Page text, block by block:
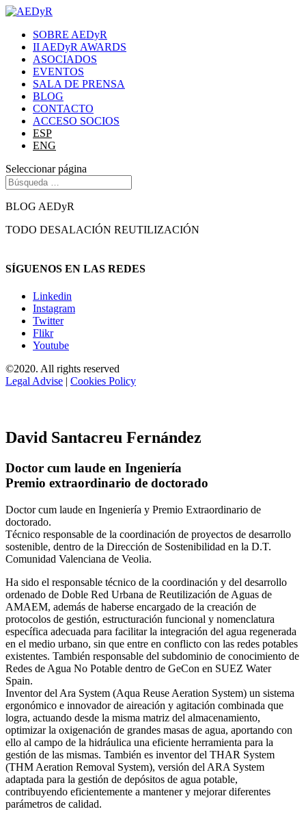
SOBRE AEDyR
II AEDyR AWARDS
ASOCIADOS
EVENTOS
SALA DE PRENSA
BLOG
CONTACTO
ACCESO SOCIOS
ESP
ENG
Seleccionar página
BLOG AEDyR
TODO DESALACIÓN REUTILIZACIÓN
SÍGUENOS EN LAS REDES
Linkedin
Instagram
Twitter
Flikr
Youtube
©2020. All rights reserved
Legal Advise | Cookies Policy
David Santacreu Fernández
Doctor cum laude en Ingeniería
Premio extraordinario de doctorado
Doctor cum laude en Ingeniería y Premio Extraordinario de
doctorado.
Técnico responsable de la coordinación de proyectos de desarrollo
sostenible, dentro de la Dirección de Sostenibilidad en la D.T.
Comunidad Valenciana de Veolia.
Ha sido el responsable técnico de la coordinación y del desarrollo
ordenado de Doble Red Urbana de Reutilización de Aguas de
AMAEM, además de haberse encargado de la creación de
protocolos de gestión, estructuración funcional y nomenclatura
específica adecuada para facilitar la integración del agua regenerada
en el medio urbano, sin que entre en conflicto con las redes potables
existentes. También responsable del subdominio de conocimiento de
Redes de Agua No Potable dentro de GeCon en SUEZ Water
Spain.
Inventor del Ara System (Aqua Reuse Aeration System) un sistema
ergonómico e innovador de aireación y agitación combinada que
logra, actuando desde la misma matriz del almacenamiento,
optimizar la oxigenación de grandes masas de agua, aportando con
ello al campo de la hidráulica una eficiente herramienta para la
gestión de las mismas. También es inventor del THAR System
(THM Aeration Removal System), versión del ARA System
adaptada para la gestión de depósitos de agua potable,
contribuyendo eficientemente a mantener y mejorar diferentes
parámetros de calidad.